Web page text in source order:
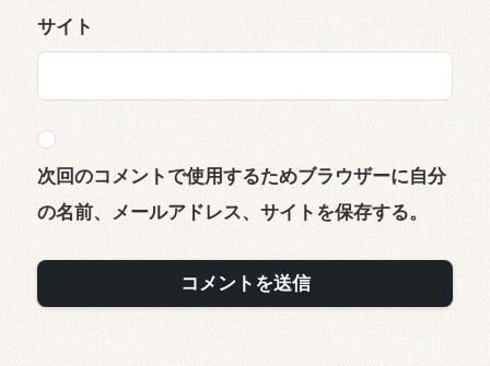
サイト
次回のコメントで使用するためブラウザーに自分
の名前、メールアドレス、サイトを保存する。